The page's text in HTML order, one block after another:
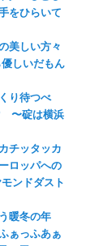
をひらいて
美しい方々
しいだもん
り待つべ
〜碇は横浜
チッタッカ
ロッパへの
ンドダスト
暖冬の年
ぁっふあぁ